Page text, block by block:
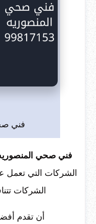
فني
فني صحي
الشركات التي تعمل
الشركات
أن تقدم